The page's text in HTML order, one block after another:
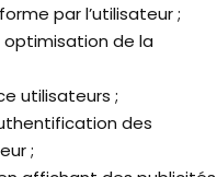
par l’utilisateur ;
de la
utilisateurs ;
des
;